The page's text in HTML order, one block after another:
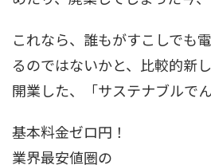
これなら、誰もがすこしでも
るのではないかと、比較的新
開業した、「サステナブルでん
基本料金ゼロ円！
業界最安値圏の